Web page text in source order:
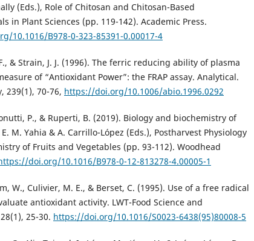
(Eds.), Role of Chitosan and Chitosan-Based
in Plant Sciences (pp. 119-142). Academic Press.
10.1016/B978-0-323-85391-0.00017-4
& Strain, J. J. (1996). The ferric reducing ability of plasma
of “Antioxidant Power”: the FRAP assay. Analytical.
239(1), 70-76, https://doi.org/10.1006/abio.1996.0292
P., & Ruperti, B. (2019). Biology and biochemistry of
M. Yahia & A. Carrillo-López (Eds.), Postharvest Physiology
of Fruits and Vegetables (pp. 93-112). Woodhead
doi.org/10.1016/B978-0-12-813278-4.00005-1
W., Culivier, M. E., & Berset, C. (1995). Use of a free radical
antioxidant activity. LWT-Food Science and
25-30. https://doi.org/10.1016/S0023-6438(95)80008-5